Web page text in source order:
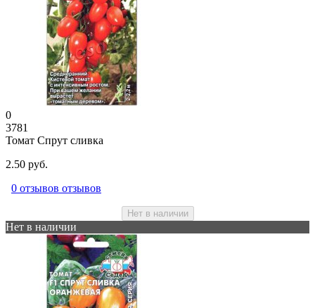
0
3781
Томат Спрут сливка
2.50 руб.
0 отзывов отзывов
Нет в наличии
Нет в наличии